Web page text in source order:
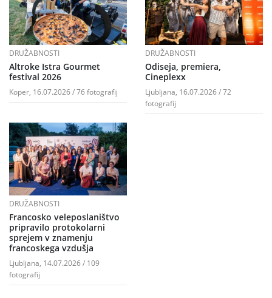
DRUŽABNOSTI
Altroke Istra Gourmet
festival 2026
Koper, 16.07.2026 / 76 fotografij
DRUŽABNOSTI
Odiseja, premiera,
Cineplexx
Ljubljana, 16.07.2026 / 72
fotografij
DRUŽABNOSTI
Francosko veleposlaništvo
pripravilo protokolarni
sprejem v znamenju
francoskega vzdušja
Ljubljana, 14.07.2026 / 109
fotografij